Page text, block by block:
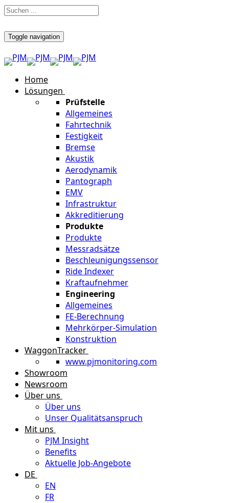
Toggle navigation
Home
Lösungen
Prüfstelle
Allgemeines
Fahrtechnik
Festigkeit
Bremse
Akustik
Aerodynamik
Pantograph
EMV
Infrastruktur
Akkreditierung
Produkte
Produkte
Messradsätze
Beschleunigungssensor
Ride Indexer
Kraftaufnehmer
Engineering
Allgemeines
FE-Berechnung
Mehrkörper-Simulation
Konstruktion
WaggonTracker
www.pjmonitoring.com
Showroom
Newsroom
Über uns
Über uns
Unser Qualitätsanspruch
Mit uns
PJM Insight
Benefits
Aktuelle Job-Angebote
DE
EN
FR